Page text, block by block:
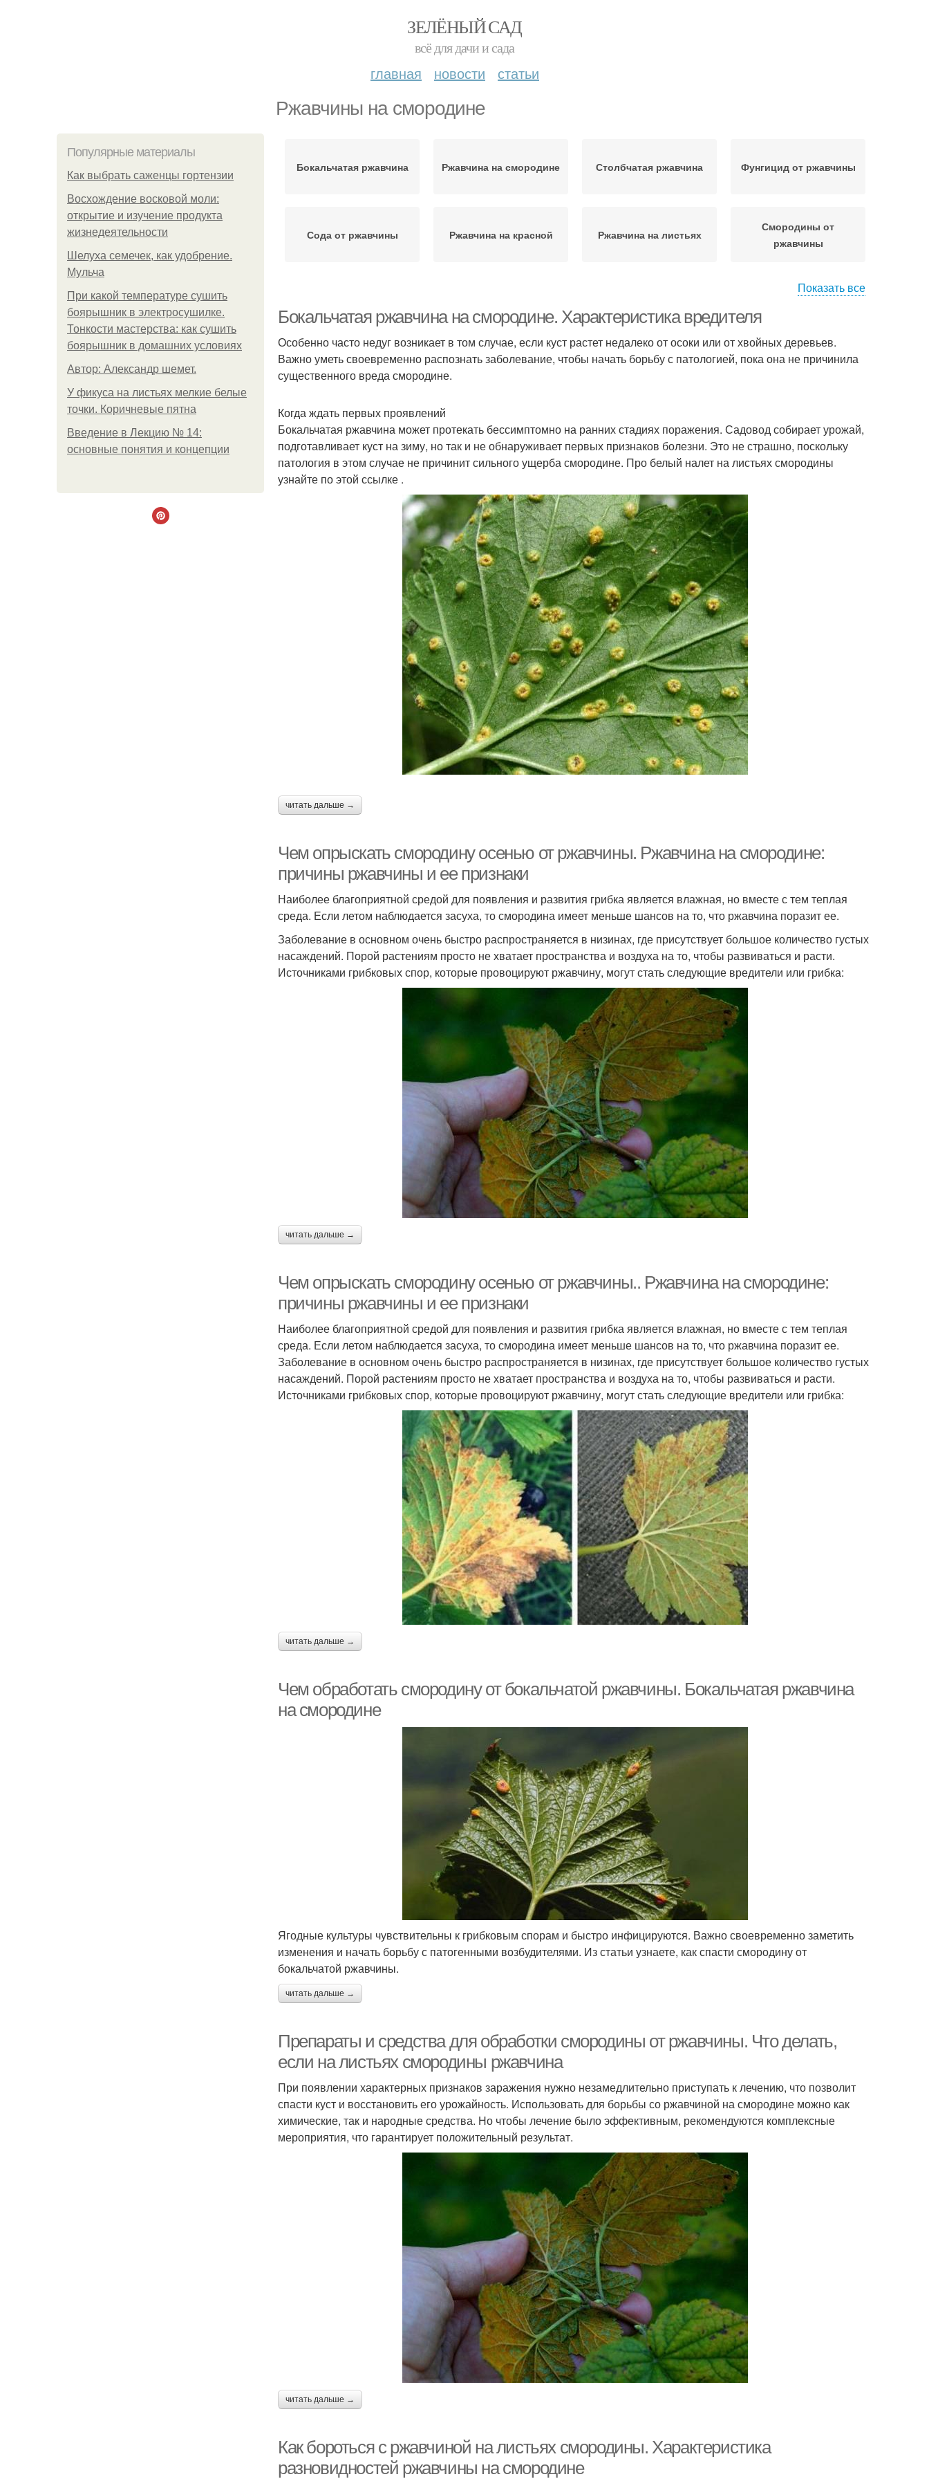
ЗЕЛЁНЫЙ САД
всё для дачи и сада
главная новости статьи
Ржавчины на смородине
Популярные материалы
Как выбрать саженцы гортензии
Восхождение восковой моли:
открытие и изучение продукта
жизнедеятельности
Шелуха семечек, как удобрение.
Мульча
При какой температуре сушить
боярышник в электросушилке.
Тонкости мастерства: как сушить
боярышник в домашних условиях
Автор: Александр шемет.
У фикуса на листьях мелкие белые
точки. Коричневые пятна
Введение в Лекцию № 14:
основные понятия и концепции
Бокальчатая ржавчина Ржавчина на смородине Столбчатая ржавчина Фунгицид от ржавчины
Сода от ржавчины Ржавчина на красной Ржавчина на листьях
Смородины от
ржавчины
вредителей
ржавчины
Листы на смородине
Борьба со столбчатой
Борьба с бокальчатой
Показать все
Бокальчатая ржавчина на смородине. Характеристика вредителя
Особенно часто недуг возникает в том случае, если куст растет недалеко от осоки или от хвойных деревьев.
Важно уметь своевременно распознать заболевание, чтобы начать борьбу с патологией, пока она не причинила
существенного вреда смородине.
Когда ждать первых проявлений
Бокальчатая ржавчина может протекать бессимптомно на ранних стадиях поражения. Садовод собирает урожай,
подготавливает куст на зиму, но так и не обнаруживает первых признаков болезни. Это не страшно, поскольку
патология в этом случае не причинит сильного ущерба смородине. Про белый налет на листьях смородины
узнайте по этой ссылке .
читать дальше →
Чем опрыскать смородину осенью от ржавчины. Ржавчина на смородине:
причины ржавчины и ее признаки
Наиболее благоприятной средой для появления и развития грибка является влажная, но вместе с тем теплая
среда. Если летом наблюдается засуха, то смородина имеет меньше шансов на то, что ржавчина поразит ее.
Заболевание в основном очень быстро распространяется в низинах, где присутствует большое количество густых
насаждений. Порой растениям просто не хватает пространства и воздуха на то, чтобы развиваться и расти.
Источниками грибковых спор, которые провоцируют ржавчину, могут стать следующие вредители или грибка:
читать дальше →
Чем опрыскать смородину осенью от ржавчины.. Ржавчина на смородине:
причины ржавчины и ее признаки
Наиболее благоприятной средой для появления и развития грибка является влажная, но вместе с тем теплая
среда. Если летом наблюдается засуха, то смородина имеет меньше шансов на то, что ржавчина поразит ее.
Заболевание в основном очень быстро распространяется в низинах, где присутствует большое количество густых
насаждений. Порой растениям просто не хватает пространства и воздуха на то, чтобы развиваться и расти.
Источниками грибковых спор, которые провоцируют ржавчину, могут стать следующие вредители или грибка:
читать дальше →
Чем обработать смородину от бокальчатой ржавчины. Бокальчатая ржавчина
на смородине
Ягодные культуры чувствительны к грибковым спорам и быстро инфицируются. Важно своевременно заметить
изменения и начать борьбу с патогенными возбудителями. Из статьи узнаете, как спасти смородину от
бокальчатой ржавчины.
читать дальше →
Препараты и средства для обработки смородины от ржавчины. Что делать,
если на листьях смородины ржавчина
При появлении характерных признаков заражения нужно незамедлительно приступать к лечению, что позволит
спасти куст и восстановить его урожайность. Использовать для борьбы со ржавчиной на смородине можно как
химические, так и народные средства. Но чтобы лечение было эффективным, рекомендуются комплексные
мероприятия, что гарантирует положительный результат.
читать дальше →
Как бороться с ржавчиной на листьях смородины. Характеристика
разновидностей ржавчины на смородине